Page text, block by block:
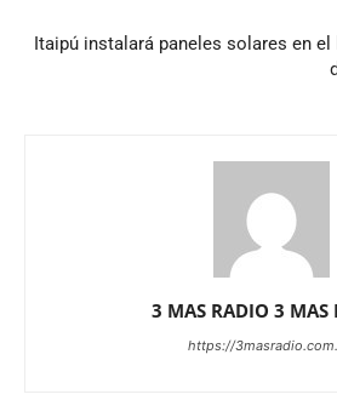
Itaipú instalará paneles solares en
3 MAS RADIO 3 MAS
https://